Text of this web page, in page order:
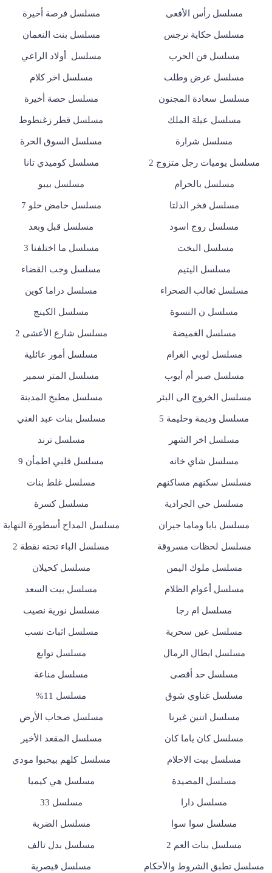
مسلسل رأس الأفعى مسلسل فرصة أخيرة
مسلسل حكاية نرجس مسلسل بنت النعمان
مسلسل فن الحرب مسلسل أولاد الراعي
مسلسل عرض وطلب مسلسل اخر كلام
مسلسل سعادة المجنون مسلسل حصة أخيرة
مسلسل عيلة الملك مسلسل قطر زغنطوط
مسلسل شرارة مسلسل السوق الحرة
مسلسل يوميات رجل متزوج 2 مسلسل كوميدي تانا
مسلسل بالحرام مسلسل بيبو
مسلسل فخر الدلتا مسلسل حامض حلو 7
مسلسل روج اسود مسلسل قبل وبعد
مسلسل البخت مسلسل ما اختلفنا 3
مسلسل اليتيم مسلسل وجب القضاء
مسلسل ثعالب الصحراء مسلسل دراما كوين
مسلسل ن النسوة مسلسل الكينج
مسلسل الغميضة مسلسل شارع الأعشى 2
مسلسل لوبي الغرام مسلسل أمور عائلية
مسلسل صبر أم أيوب مسلسل المتر سمير
مسلسل الخروج الى البئر مسلسل مطبخ المدينة
مسلسل وديمة وحليمة 5 مسلسل بنات عبد الغني
مسلسل اخر الشهر مسلسل ترند
مسلسل شاي خانه مسلسل قلبي اطمأن 9
مسلسل سكنهم مساكنهم مسلسل غلط بنات
مسلسل حي الجرادية مسلسل كسرة
مسلسل بابا وماما جيران مسلسل المداح أسطورة النهاية
مسلسل لحظات مسروقة مسلسل الباء تحته نقطة 2
مسلسل ملوك اليمن مسلسل كحيلان
مسلسل أعوام الظلام مسلسل بيت السعد
مسلسل ام رجا مسلسل نورية نصيب
مسلسل عين سحرية مسلسل اثبات نسب
مسلسل ابطال الرمال مسلسل توابع
مسلسل حد أقصى مسلسل مناعة
مسلسل غناوي شوق مسلسل 11%
مسلسل اتنين غيرنا مسلسل صحاب الأرض
مسلسل كان ياما كان مسلسل المقعد الأخير
مسلسل بيت الاحلام مسلسل كلهم بيحبوا مودي
مسلسل المصيدة مسلسل هي كيميا
مسلسل دارا مسلسل 33
مسلسل سوا سوا مسلسل الضربة
مسلسل بنات العم 2 مسلسل بدل تالف
مسلسل تطبق الشروط والأحكام مسلسل قيصرية